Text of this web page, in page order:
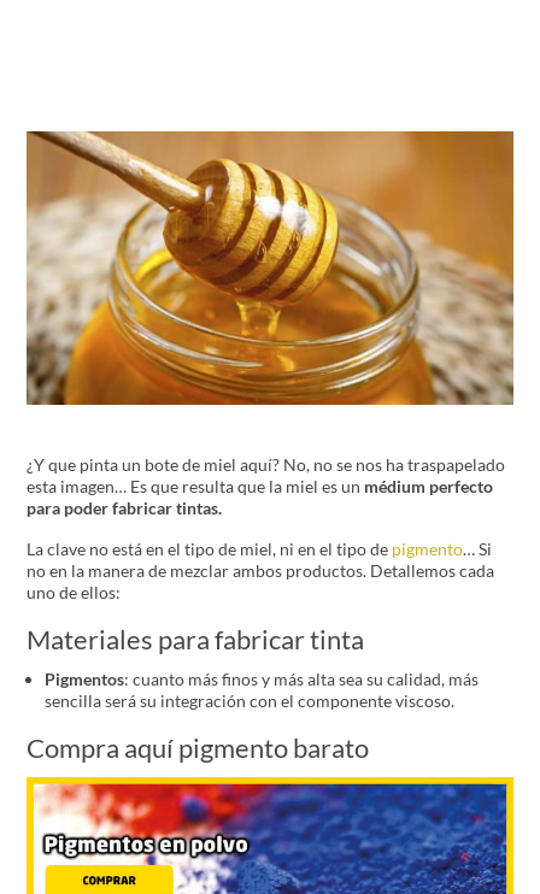
¿Y que pinta un bote de miel aquí? No, no se nos ha traspapelado
esta imagen… Es que resulta que la miel es un médium perfecto
para poder fabricar tintas.
La clave no está en el tipo de miel, ni en el tipo de pigmento… Si
no en la manera de mezclar ambos productos. Detallemos cada
uno de ellos:
Materiales para fabricar tinta
Pigmentos: cuanto más finos y más alta sea su calidad, más
sencilla será su integración con el componente viscoso.
Compra aquí pigmento barato